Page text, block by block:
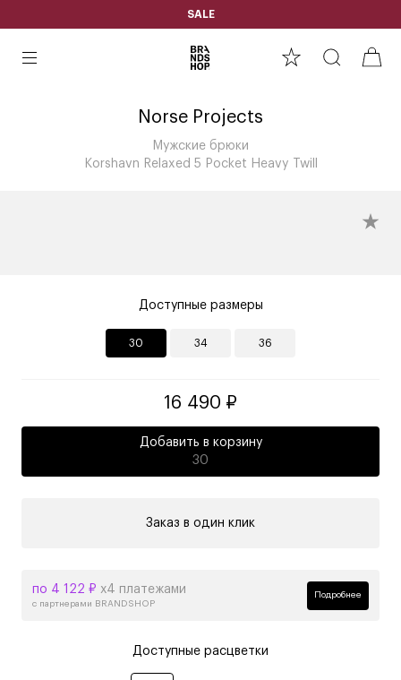
SALE
Norse Projects
Мужские брюки
Korshavn Relaxed 5 Pocket Heavy Twill
Доступные размеры
30 34 36
16 490 ₽
Добавить в корзину
30
Заказ в один клик
по 4 122 ₽ х4 платежами
с партнерами BRANDSHOP
Подробнее
Доступные расцветки